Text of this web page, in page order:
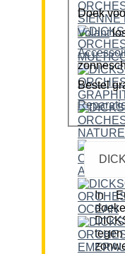
Doek
Volant
Bestel
In